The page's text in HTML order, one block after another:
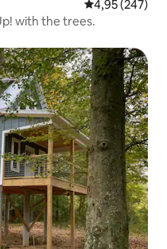
Průměrné
4,95 (247)
Up! with the trees.